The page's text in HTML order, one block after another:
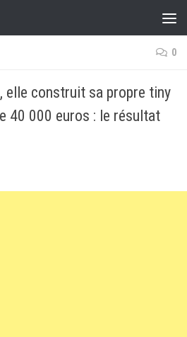
0
elle construit sa propre tiny
40 000 euros : le résultat